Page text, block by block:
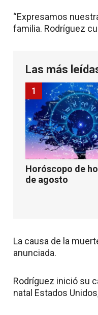
“Expresamos
familia. Rodríguez
Las más
Horóscopo de
de agosto
1
La causa de la
anunciada.
Rodríguez inició su
natal Estados